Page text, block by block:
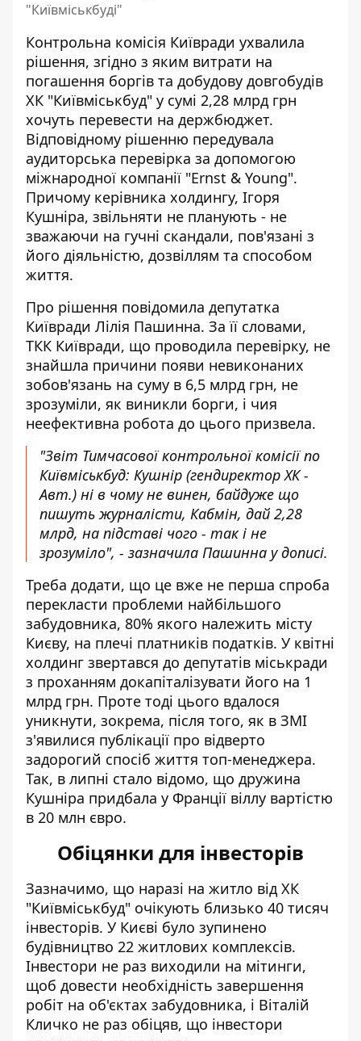
"Київміськбуді"
Контрольна комісія Київради ухвалила
рішення, згідно з яким витрати на
погашення боргів та добудову довгобудів
ХК "Київміськбуд" у сумі 2,28 млрд грн
хочуть перевести на держбюджет.
Відповідному рішенню передувала
аудиторська перевірка за допомогою
міжнародної компанії "Ernst & Young".
Причому керівника холдингу, Ігоря
Кушніра, звільняти не планують - не
зважаючи на гучні скандали, пов'язані з
його діяльністю, дозвіллям та способом
життя.
Про рішення повідомила депутатка
Київради Лілія Пашинна. За її словами,
ТКК Київради, що проводила перевірку, не
знайшла причини появи невиконаних
зобов'язань на суму в 6,5 млрд грн, не
зрозуміли, як виникли борги, і чия
неефективна робота до цього призвела.
"Звіт Тимчасової контрольної комісії по
Київміськбуд: Кушнір (гендиректор ХК -
Авт.) ні в чому не винен, байдуже що
пишуть журналісти, Кабмін, дай 2,28
млрд, на підставі чого - так і не
зрозуміло", - зазначила Пашинна у дописі.
Треба додати, що це вже не перша спроба
перекласти проблеми найбільшого
забудовника, 80% якого належить місту
Києву, на плечі платників податків. У квітні
холдинг звертався до депутатів міськради
з проханням докапіталізувати його на 1
млрд грн. Проте тоді цього вдалося
уникнути, зокрема, після того, як в ЗМІ
з'явилися публікації про відверто
задорогий спосіб життя топ-менеджера.
Так, в липні стало відомо, що дружина
Кушніра придбала у Франції віллу вартістю
в 20 млн євро.
Обіцянки для інвесторів
Зазначимо, що наразі на житло від ХК
"Київміськбуд" очікують близько 40 тисяч
інвесторів. У Києві було зупинено
будівництво 22 житлових комплексів.
Інвестори не раз виходили на мітинги,
щоб довести необхідність завершення
робіт на об'єктах забудовника, і Віталій
Кличко не раз обіцяв, що інвестори